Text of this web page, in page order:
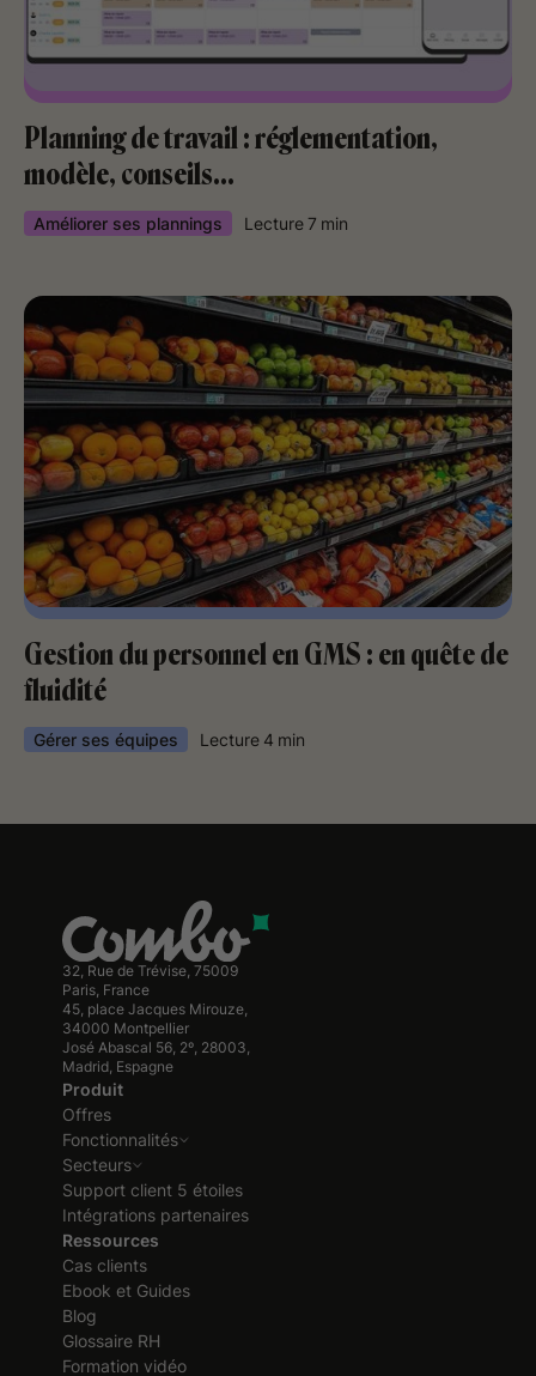
Planning de travail : réglementation,
modèle, conseils...
Améliorer ses plannings Lecture7 min
Gestion du personnel en GMS : en quête de
fluidité
Gérer ses équipes Lecture 4 min
32, Rue de Trévise, 75009
Paris, France
45, place Jacques Mirouze,
34000 Montpellier
José Abascal 56, 2º, 28003,
Madrid, Espagne
Produit
Offres
Fonctionnalités
Secteurs
Support client 5 étoiles
Intégrations partenaires
Ressources
Cas clients
Ebook et Guides
Blog
Glossaire RH
Formation vidéo